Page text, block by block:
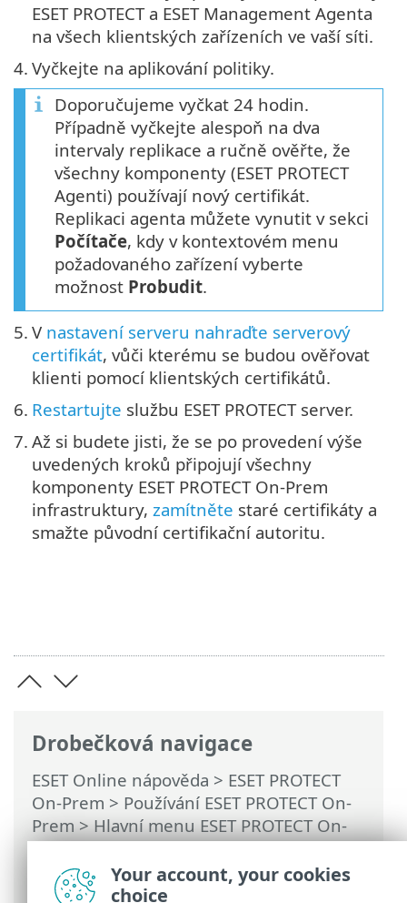
Drobečková navigace
ESET Online nápověda > ESET PROTECT
On-Prem > Používání ESET PROTECT On-
Prem>Hlavní menu ESET PROTECT On-
Prem>Další>Certifikáty>Klientské
certifikáty> Upozornění na blížící se
konec platnosti a nahrazení certifikátů
ESET PROTECT a ESET Management Agenta
na všech klientských zařízeních ve vaší síti.
4. Vyčkejte na aplikování politiky.
Doporučujeme vyčkat 24 hodin.
Případně vyčkejte alespoň na dva
intervaly replikace a ručně ověřte, že
všechny komponenty (ESET PROTECT
Agenti) používají nový certifikát.
Replikaci agenta můžete vynutit v sekci
Počítače, kdy v kontextovém menu
požadovaného zařízení vyberte
možnost Probudit.
5. V nastavení serveru nahraďte serverový
certifikát, vůči kterému se budou ověřovat
klienti pomocí klientských certifikátů.
6. Restartujte službu ESET PROTECT server.
7. Až si budete jisti, že se po provedení výše
uvedených kroků připojují všechny
komponenty ESET PROTECT On-Prem
infrastruktury, zamítněte staré certifikáty a
smažte původní certifikační autoritu.
Your account, your cookies
choice